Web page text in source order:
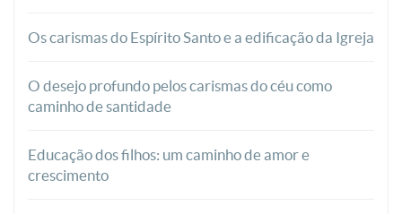
Os carismas do Espírito Santo e a edificação da Igreja
O desejo profundo pelos carismas do céu como
caminho de santidade
Educação dos filhos: um caminho de amor e
crescimento